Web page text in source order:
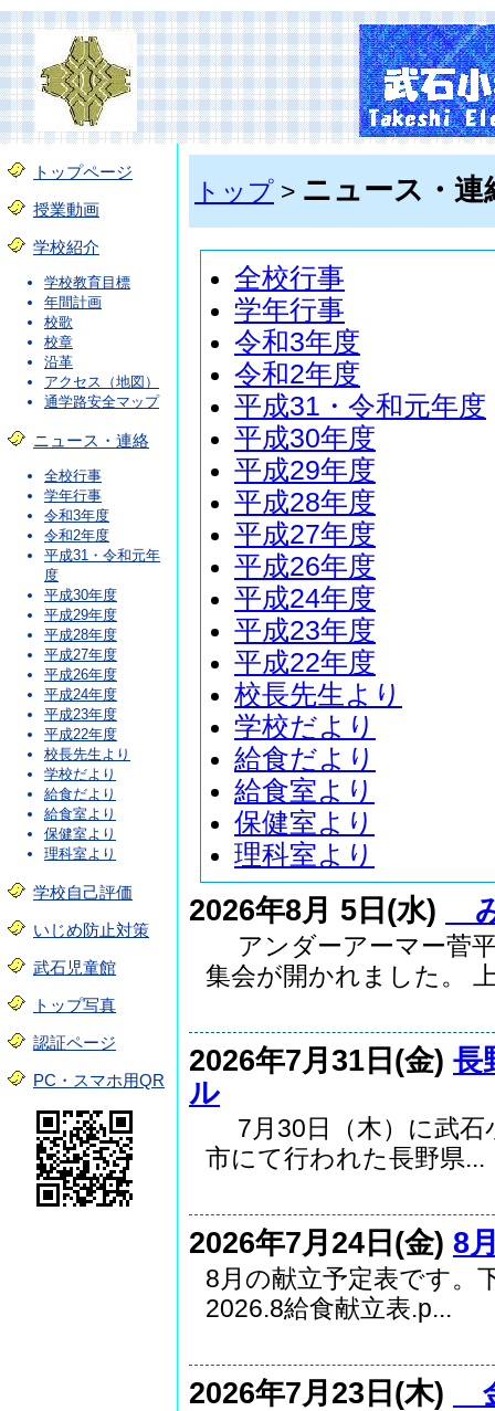
トップページ
授業動画
学校紹介
学校教育目標
年間計画
校歌
校章
沿革
アクセス（地図）
通学路安全マップ
ニュース・連絡
全校行事
学年行事
令和3年度
令和2年度
平成31・令和元年
度
平成30年度
平成29年度
平成28年度
平成27年度
平成26年度
平成24年度
平成23年度
平成22年度
校長先生より
学校だより
給食だより
給食室より
保健室より
理科室より
学校自己評価
いじめ防止対策
武石児童館
トップ写真
認証ページ
PC・スマホ用QR
トップ > ニュース・連
全校行事
学年行事
令和3年度
令和2年度
平成31・令和元年度
平成30年度
平成29年度
平成28年度
平成27年度
平成26年度
平成24年度
平成23年度
平成22年度
校長先生より
学校だより
給食だより
給食室より
保健室より
理科室より
2026年8月 5日(水)
アンダーアーマー菅
集会が開かれました。
2026年7月31日(金) 長
ル
7月30日（木）に武石
市にて行われた長野県...
2026年7月24日(金) 8
8月の献立予定表です。
2026.8給食献立表.p...
2026年7月23日(木)